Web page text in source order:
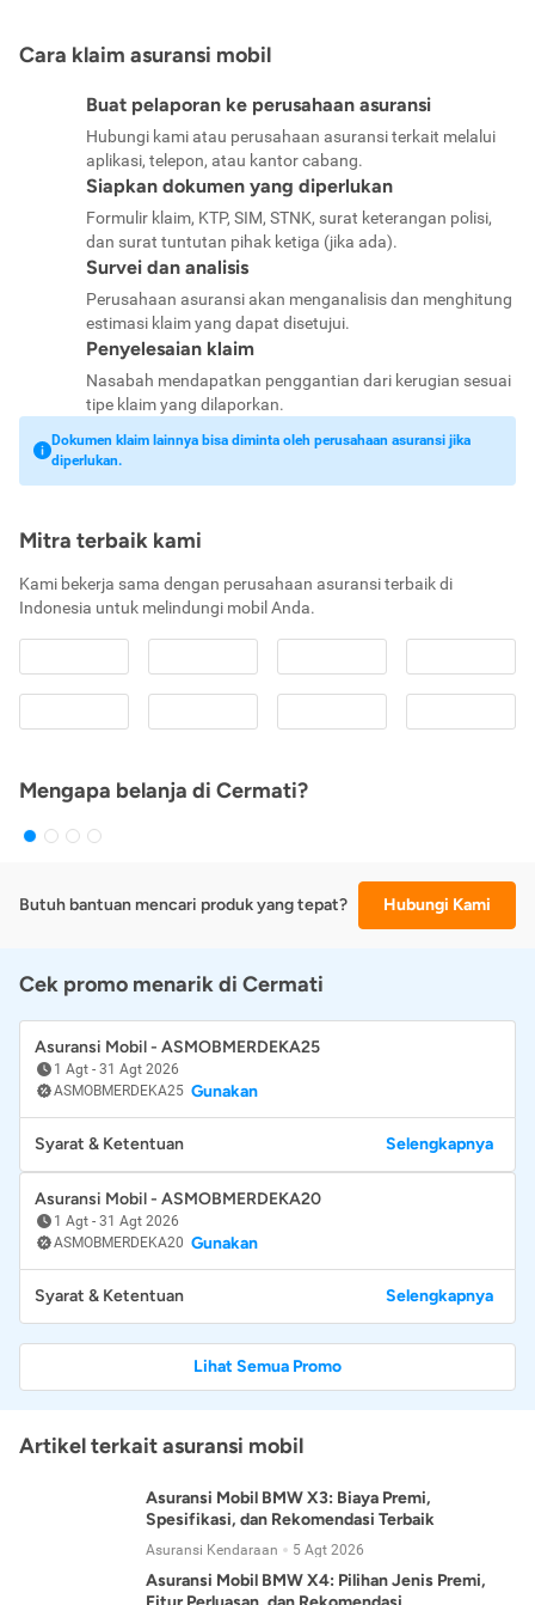
Cara klaim asuransi mobil
Buat pelaporan ke perusahaan asuransi
Hubungi kami atau perusahaan asuransi terkait melalui
aplikasi, telepon, atau kantor cabang.
Siapkan dokumen yang diperlukan
Formulir klaim, KTP, SIM, STNK, surat keterangan polisi,
dan surat tuntutan pihak ketiga (jika ada).
Survei dan analisis
Perusahaan asuransi akan menganalisis dan menghitung
estimasi klaim yang dapat disetujui.
Penyelesaian klaim
Nasabah mendapatkan penggantian dari kerugian sesuai
tipe klaim yang dilaporkan.
Dokumen klaim lainnya bisa diminta oleh perusahaan asuransi jika
diperlukan.
Mitra terbaik kami
Kami bekerja sama dengan perusahaan asuransi terbaik di
Indonesia untuk melindungi mobil Anda.
Mengapa belanja di Cermati?
Butuh bantuan mencari produk yang tepat? Hubungi Kami
Cek promo menarik di Cermati
Asuransi Mobil - ASMOBMERDEKA25
1 Agt - 31 Agt 2026
ASMOBMERDEKA25 Gunakan
Syarat & Ketentuan Selengkapnya
Asuransi Mobil - ASMOBMERDEKA20
1 Agt - 31 Agt 2026
ASMOBMERDEKA20 Gunakan
Syarat & Ketentuan Selengkapnya
Lihat Semua Promo
Artikel terkait asuransi mobil
Asuransi Mobil BMW X3: Biaya Premi,
Spesifikasi, dan Rekomendasi Terbaik
Asuransi Kendaraan 5 Agt 2026
Asuransi Mobil BMW X4: Pilihan Jenis Premi,